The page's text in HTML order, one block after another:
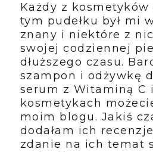
Każdy z
tym pudełku był mi
znany i niektóre z
swojej codziennej
dłuższego czasu.
szampon i odżywkę
serum z Witaminą C
kosmetykach
moim blogu. Jakiś
dodałam ich
zdanie na ich temat